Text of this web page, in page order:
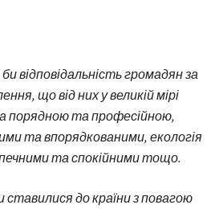
відповідальність громадян за
що від них у великій мірі
порядною та професійною,
та впорядкованими, екологія
та спокійними тощо.
ставилися до країни з повагою